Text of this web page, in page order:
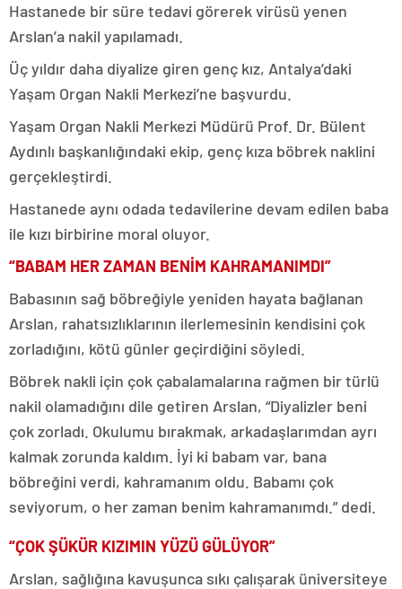
Hastanede bir süre tedavi görerek virüsü yenen
Arslan’a nakil yapılamadı.
Üç yıldır daha diyalize giren genç kız, Antalya’daki
Yaşam Organ Nakli Merkezi’ne başvurdu.
Yaşam Organ Nakli Merkezi Müdürü Prof. Dr. Bülent
Aydınlı başkanlığındaki ekip, genç kıza böbrek naklini
gerçekleştirdi.
Hastanede aynı odada tedavilerine devam edilen baba
ile kızı birbirine moral oluyor.
“BABAM HER ZAMAN BENİM KAHRAMANIMDI”
Babasının sağ böbreğiyle yeniden hayata bağlanan
Arslan, rahatsızlıklarının ilerlemesinin kendisini çok
zorladığını, kötü günler geçirdiğini söyledi.
Böbrek nakli için çok çabalamalarına rağmen bir türlü
nakil olamadığını dile getiren Arslan, “Diyalizler beni
çok zorladı. Okulumu bırakmak, arkadaşlarımdan ayrı
kalmak zorunda kaldım. İyi ki babam var, bana
böbreğini verdi, kahramanım oldu. Babamı çok
seviyorum, o her zaman benim kahramanımdı.” dedi.
“ÇOK ŞÜKÜR KIZIMIN YÜZÜ GÜLÜYOR”
Arslan, sağlığına kavuşunca sıkı çalışarak üniversiteye